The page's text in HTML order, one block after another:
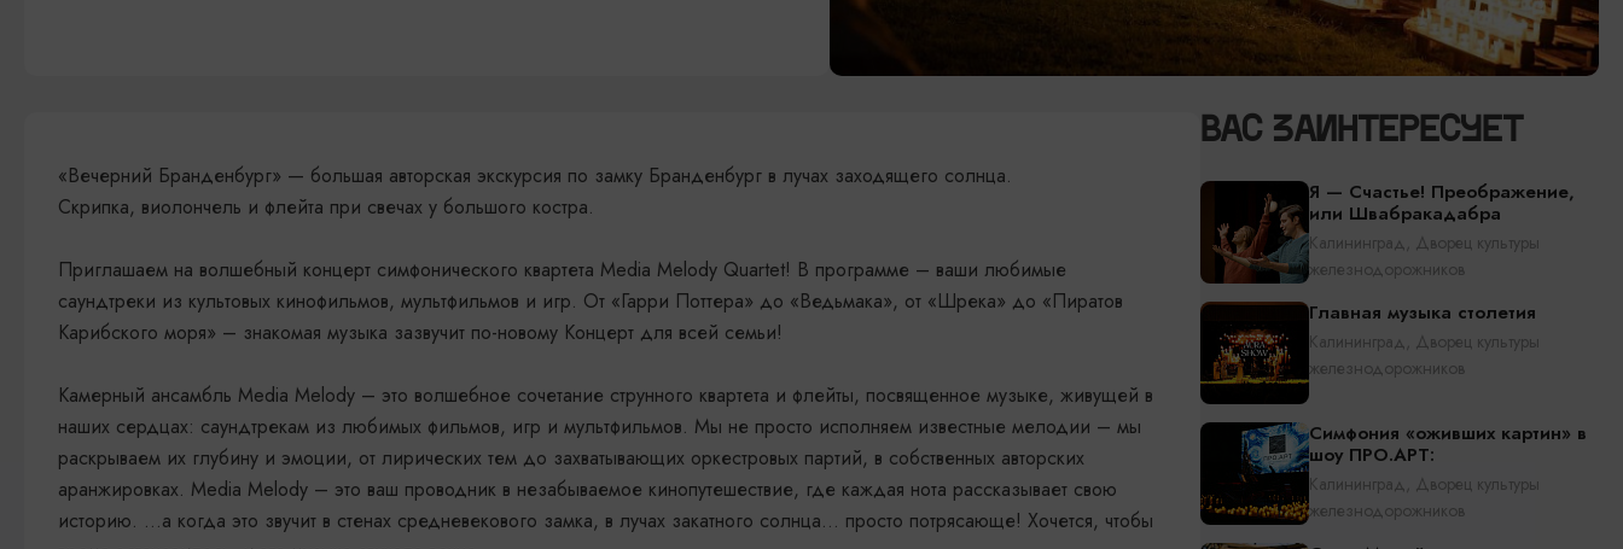
«Вечерний Бранденбург» — большая авторская экскурсия по замку Бранденбург в лучах заходящего солнца.
Скрипка, виолончель и флейта при свечах у большого костра.
Приглашаем на волшебный концерт симфонического квартета Media Melody Quartet! В программе – ваши любимые
саундтреки из культовых кинофильмов, мультфильмов и игр. От «Гарри Поттера» до «Ведьмака», от «Шрека» до «Пиратов
Карибского моря» – знакомая музыка зазвучит по-новому Концерт для всей семьи!
Камерный ансамбль Media Melody – это волшебное сочетание струнного квартета и флейты, посвященное музыке, живущей в
наших сердцах: саундтрекам из любимых фильмов, игр и мультфильмов. Мы не просто исполняем известные мелодии – мы
раскрываем их глубину и эмоции, от лирических тем до захватывающих оркестровых партий, в собственных авторских
аранжировках. Media Melody – это ваш проводник в незабываемое кинопутешествие, где каждая нота рассказывает свою
историю. …а когда это звучит в стенах средневекового замка, в лучах закатного солнца… просто потрясающе! Хочется, чтобы
ВАС ЗАИНТЕРЕСУЕТ
Я — Счастье! Преображение,
или Швабракадабра
Калининград, Дворец культуры
железнодорожников
Главная музыка столетия
Калининград, Дворец культуры
железнодорожников
Симфония «оживших картин» в
шоу ПРО.АРТ:
Калининград, Дворец культуры
железнодорожников